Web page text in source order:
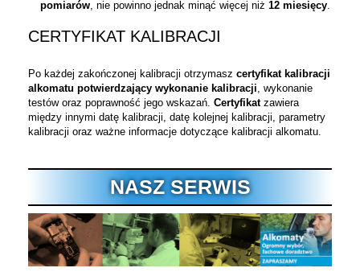
pomiarów , nie powinno jednak minąć więcej niż 12 miesięcy
CERTYFIKAT KALIBRACJI
Po każdej zakończonej kalibracji otrzymasz certyfikat kalibracji
alkomatu potwierdzający wykonanie kalibracji , wykonanie
testów oraz poprawność jego wskazań. Certyfikatzawiera
między innymi datę kalibracji, datę kolejnej kalibracji, parametry
kalibracji oraz ważne informacje dotyczące kalibracji alkomatu.
NASZ SERWIS